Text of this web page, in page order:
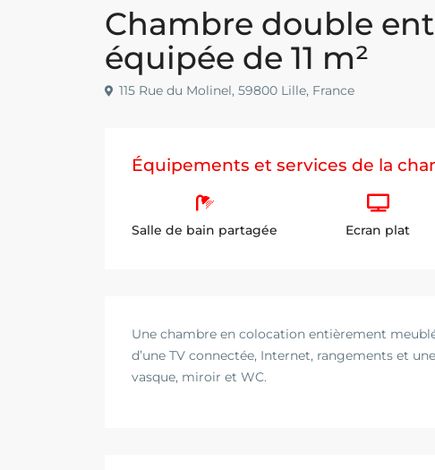
Chambre double
équipée de 11 m²
115 Rue du Molinel, 59800 Lille, France
Équipements et services de la
Salle de bain partagée Ecran plat
Une chambre en colocation entièrement
d’une TV connectée, Internet, rangements et
vasque, miroir et WC.